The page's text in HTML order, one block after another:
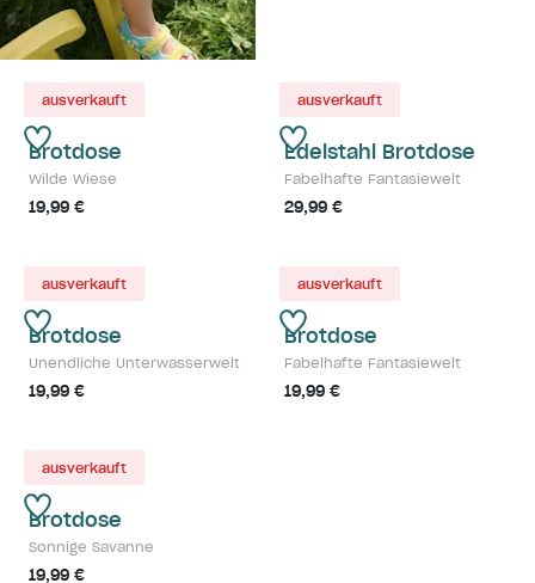
ausverkauft
Brotdose
Wilde Wiese
19,99 €
ausverkauft
Edelstahl Brotdose
Fabelhafte Fantasiewelt
29,99 €
ausverkauft
Brotdose
Unendliche Unterwasserwelt
19,99 €
ausverkauft
Brotdose
Fabelhafte Fantasiewelt
19,99 €
ausverkauft
Brotdose
Sonnige Savanne
19,99 €